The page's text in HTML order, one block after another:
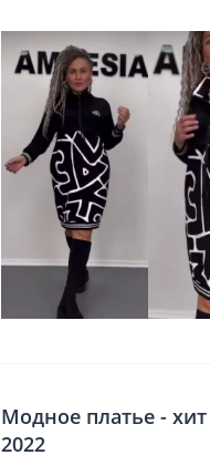
Модное платье -
2022